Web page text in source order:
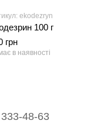
ekodezryn
100 г
грн
в наявності
48-63